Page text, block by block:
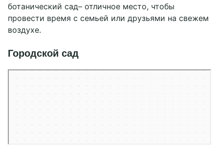
ботанический сад– отличное место, чтобы
провести время с семьей или друзьями на свежем
воздухе.
Городской сад